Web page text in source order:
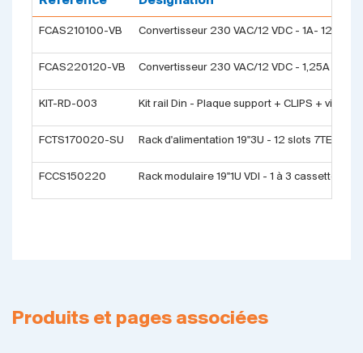
FCAS210100-VB Convertisseur 230 VAC/12 VDC - 1A- 12W -
FCAS220120-VB Convertisseur 230 VAC/12 VDC - 1,25A - 15 W
KIT-RD-003 Kit rail Din - Plaque support + CLIPS + vis
FCTS170020-SU Rack d'alimentation 19''3U - 12 slots 7TE ou 6
FCCS150220 Rack modulaire 19''1U VDI - 1 à 3 cassettes
Produits et pages associées